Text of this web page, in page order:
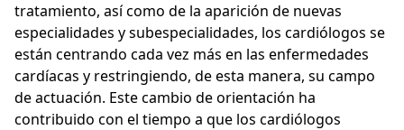
tratamiento, así como de la aparición de nuevas
especialidades y subespecialidades, los cardiólogos se
están centrando cada vez más en las enfermedades
cardíacas y restringiendo, de esta manera, su campo
de actuación. Este cambio de orientación ha
contribuido con el tiempo a que los cardiólogos